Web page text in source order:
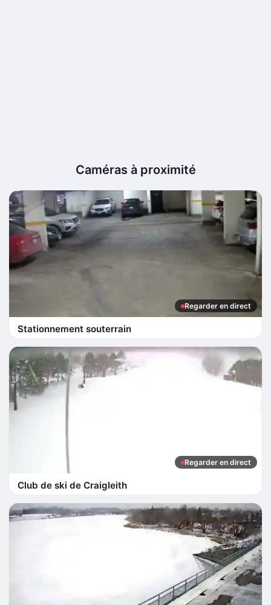
Caméras à proximité
Regarder en direct
Stationnement souterrain
Regarder en direct
Club de ski de Craigleith